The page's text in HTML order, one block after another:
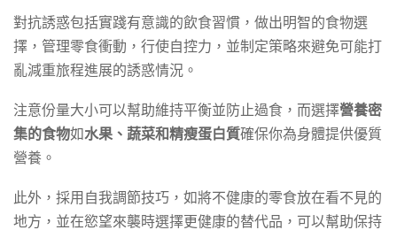
對抗誘惑包括實踐有意識的飲食習慣，做出明智的食物選
擇，管理零食衝動，行使自控力，並制定策略來避免可能打
亂減重旅程進展的誘惑情況。
注意份量大小可以幫助維持平衡並防止過食，而選擇營養密
集的食物如水果、蔬菜和精瘦蛋白質確保你為身體提供優質
營養。
此外，採用自我調節技巧，如將不健康的零食放在看不見的
地方，並在慾望來襲時選擇更健康的替代品，可以幫助保持